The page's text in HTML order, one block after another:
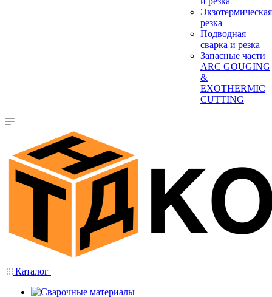
Экзотермическая
резка
Подводная
сварка и резка
Запасные части
ARC GOUGING
&
EXOTHERMIC
CUTTING
Каталог